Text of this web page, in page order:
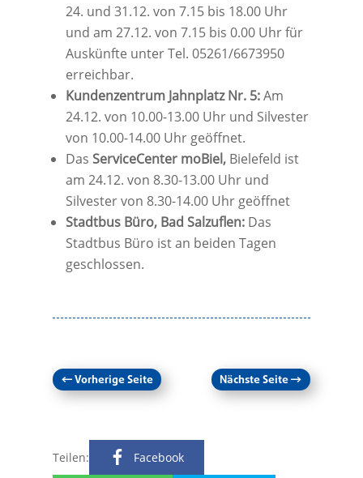
24. und 31.12. von 7.15 bis 18.00 Uhr
und am 27.12. von 7.15 bis 0.00 Uhr für
Auskünfte unter Tel. 05261/6673950
erreichbar.
Kundenzentrum Jahnplatz Nr. 5:Am
24.12. von 10.00-13.00 Uhr und Silvester
von 10.00-14.00 Uhr geöffnet.
Das ServiceCenter moBiel,Bielefeld ist
am 24.12. von 8.30-13.00 Uhr und
Silvester von 8.30-14.00 Uhr geöffnet
Stadtbus Büro, Bad Salzuflen:Das
Stadtbus Büro ist an beiden Tagen
geschlossen.
←Vorherige Seite Nächste Seite→
Teilen: Facebook